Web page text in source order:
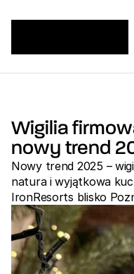
Wigilia
nowy trend
Nowy trend 2025 –
natura i wyjątkowa
IronResorts blisko